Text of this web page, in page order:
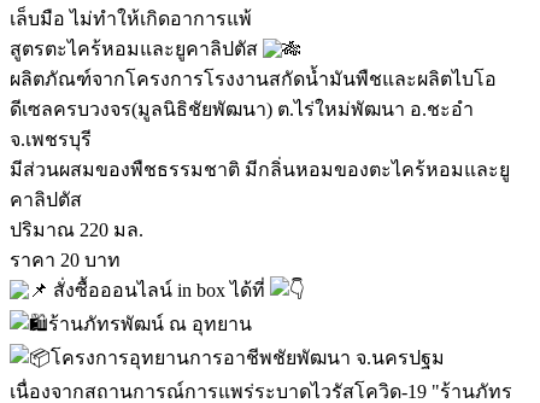
เล็บมือ ไม่ทำให้เกิดอาการแพ้
สูตรตะไคร้หอมและยูคาลิปตัส
ผลิตภัณฑ์จากโครงการโรงงานสกัดน้ำมันพืชและผลิตไบโอ
ดีเซลครบวงจร(มูลนิธิชัยพัฒนา) ต.ไร่ใหม่พัฒนา อ.ชะอำ
จ.เพชรบุรี
มีส่วนผสมของพืชธรรมชาติ มีกลิ่นหอมของตะไคร้หอมและยู
คาลิปตัส
ปริมาณ 220 มล.
ราคา 20 บาท
สั่งซื้อออนไลน์ in box ได้ที่
ร้านภัทรพัฒน์ ณ อุทยาน
โครงการอุทยานการอาชีพชัยพัฒนา จ.นครปฐม
เนื่องจากสถานการณ์การแพร่ระบาดไวรัสโควิด-19 "ร้านภัทร